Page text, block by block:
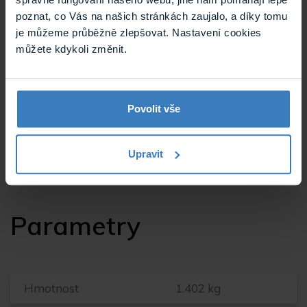
poznat, co Vás na našich stránkách zaujalo, a díky tomu
je můžeme průběžně zlepšovat. Nastavení cookies
můžete kdykoli změnit.
Povolit vše
Upravit
pro vozidla s 12V palubním napětím
Podporované soubory:
Video: MPEG1, MPEG2, DAT, MPEG4, MPEG5,
Obrázky: JPEG (JPG), BMP, GIF
Parametry
Hmotnost 1.402 kg